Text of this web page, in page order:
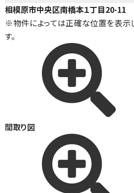
相模原市中央区南橋本１丁目20-11
※物件によっては正確な位置を表示
す。
間取り図